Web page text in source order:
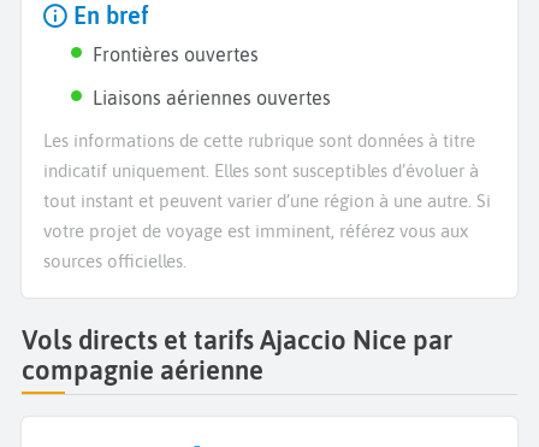
En bref
Frontières ouvertes
Liaisons aériennes ouvertes
Les informations de cette rubrique sont données à titre
indicatif uniquement. Elles sont susceptibles d’évoluer à
tout instant et peuvent varier d’une région à une autre. Si
votre projet de voyage est imminent, référez vous aux
sources officielles.
Vols directs et tarifs Ajaccio Nice par
compagnie aérienne